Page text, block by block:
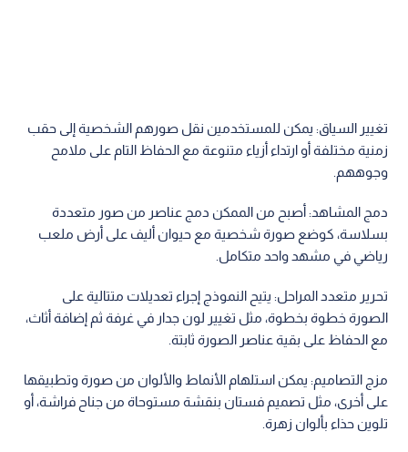
تغيير السياق: يمكن للمستخدمين نقل صورهم الشخصية إلى حقب
زمنية مختلفة أو ارتداء أزياء متنوعة مع الحفاظ التام على ملامح
وجوههم.
دمج المشاهد: أصبح من الممكن دمج عناصر من صور متعددة
بسلاسة، كوضع صورة شخصية مع حيوان أليف على أرض ملعب
رياضي في مشهد واحد متكامل.
تحرير متعدد المراحل: يتيح النموذج إجراء تعديلات متتالية على
الصورة خطوة بخطوة، مثل تغيير لون جدار في غرفة ثم إضافة أثاث،
مع الحفاظ على بقية عناصر الصورة ثابتة.
مزج التصاميم: يمكن استلهام الأنماط والألوان من صورة وتطبيقها
على أخرى، مثل تصميم فستان بنقشة مستوحاة من جناح فراشة، أو
تلوين حذاء بألوان زهرة.